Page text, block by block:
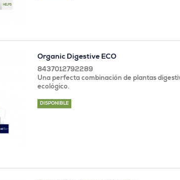
Organic Digestive ECO
8437012792289
Una perfecta combinación de plantas
ecológico.
DISPONIBLE